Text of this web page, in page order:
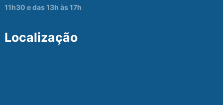
11h30 e das 13h às 17h
Localização